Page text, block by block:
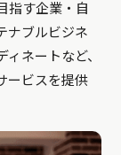
指す企業・自
ナブルビジネ
ネートなど、
ービスを提供